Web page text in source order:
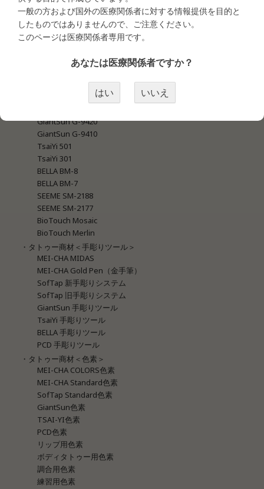
MEI-CHA SQ1
MEI-CHA Sapphire Pro
MEI-CHA Angel Blue
MEI-CHA Blue
GiantSun G-9740 New Blue
GiantSun G-9740 Super
GiantSun G-9420
GiantSun G-9410
TsaiYi 501
TsaiYi 301
BELLA BM-8
BELLA BM-7
SEEME SM-2188
SEEME SM-2177
BioTouch Mosaic
BioTouch Merlin
・タトゥー商材＜手彫りツール＞
MEI-CHA MIDAS
MEI-CHA Gold Pen（金手筆）
SofTap 新手彫りシステム
SofTap 旧手彫りシステム
GiantSun 手彫りツール
TsaiYi 手彫りツール
BELLA 手彫りツール
PCD 手彫りツール
・タトゥー商材＜色素＞
MEI-CHA COLORS色素
MEI-CHA Standard色素
SofTap Standard色素
GiantSun色素
TSAI-YI色素
PCD色素
リップ用色素
ボディタトゥー用色素
調合用色素
練習用色素
一般の方および国外の医療関係者に対する情報提供を目的と
したものではありませんので、ご注意ください。
このページは医療関係者専用です。
あなたは医療関係者ですか？
はい いいえ